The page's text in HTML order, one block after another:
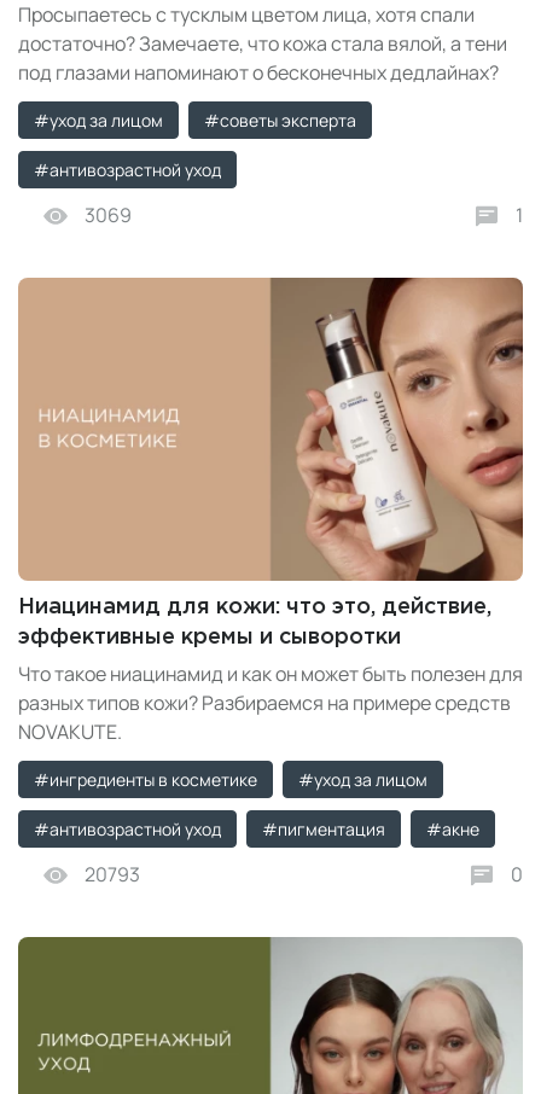
Просыпаетесь с тусклым цветом лица, хотя спали
достаточно? Замечаете, что кожа стала вялой, а тени
под глазами напоминают о бесконечных дедлайнах?
Это не просто «недосып» — это признаки уставшей
кожи.
#уход за лицом #советы эксперта
#антивозрастной уход
3069 1
Ниацинамид для кожи: что это, действие,
эффективные кремы и сыворотки
Что такое ниацинамид и как он может быть полезен для
разных типов кожи? Разбираемся на примере средств
NOVAKUTE.
#ингредиенты в косметике #уход за лицом
#антивозрастной уход #пигментация #акне
20793 0